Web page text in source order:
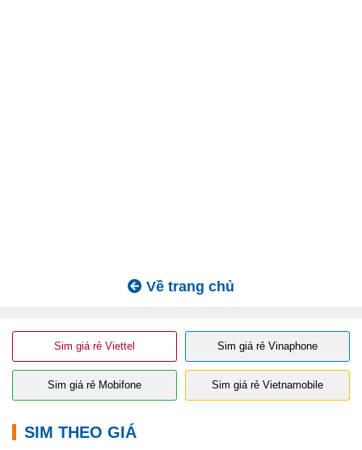
Về trang chủ
Sim giá rẻ Viettel Sim giá rẻ Vinaphone
Sim giá rẻ Mobifone Sim giá rẻ Vietnamobile
SIM THEO GIÁ